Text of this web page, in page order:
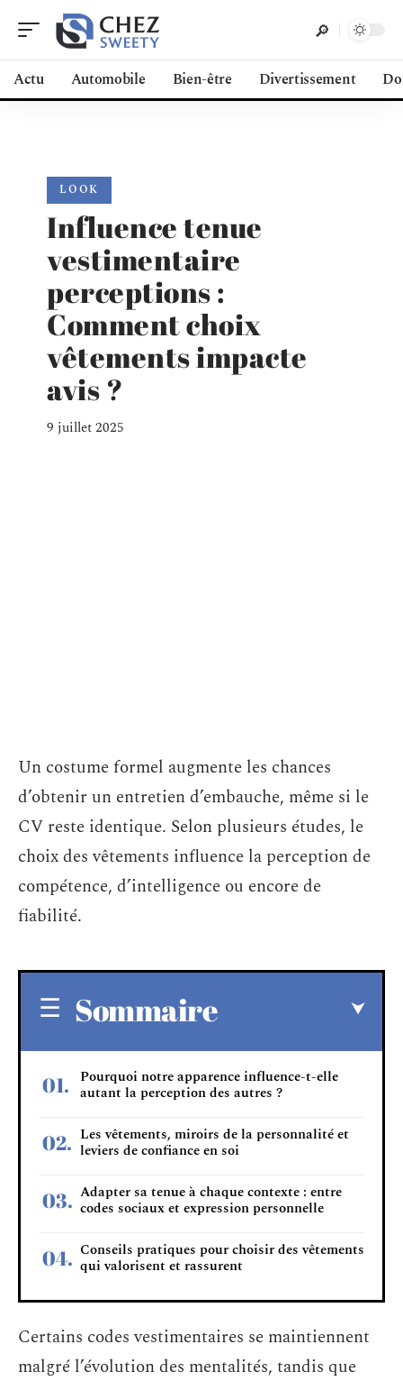
Actu Automobile Bien-être Divertissement
LOOK
Influence tenue
vestimentaire
perceptions :
Comment choix
vêtements impacte
avis ?
9 juillet 2025
Un costume formel augmente les chances
d’obtenir un entretien d’embauche, même si le
CV reste identique. Selon plusieurs études, le
choix des vêtements influence la perception de
compétence, d’intelligence ou encore de
fiabilité.
Sommaire
Pourquoi notre apparence influence-t-elle
autant la perception des autres ?
Les vêtements, miroirs de la personnalité et
leviers de confiance en soi
Adapter sa tenue à chaque contexte : entre
codes sociaux et expression personnelle
Conseils pratiques pour choisir des vêtements
qui valorisent et rassurent
Certains codes vestimentaires se maintiennent
malgré l’évolution des mentalités, tandis que